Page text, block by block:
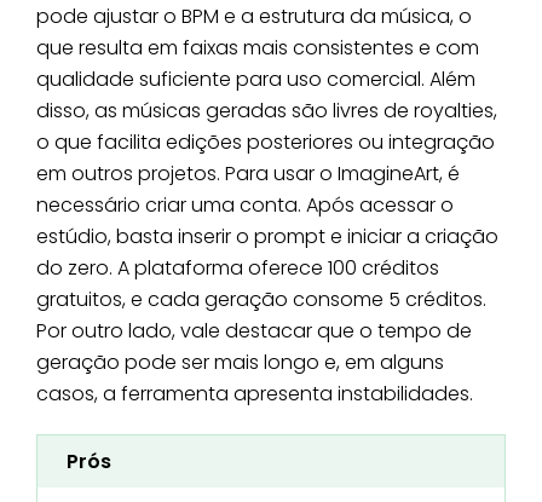
pode ajustar o BPM e a estrutura da música, o
que resulta em faixas mais consistentes e com
qualidade suficiente para uso comercial. Além
disso, as músicas geradas são livres de royalties,
o que facilita edições posteriores ou integração
em outros projetos. Para usar o ImagineArt, é
necessário criar uma conta. Após acessar o
estúdio, basta inserir o prompt e iniciar a criação
do zero. A plataforma oferece 100 créditos
gratuitos, e cada geração consome 5 créditos.
Por outro lado, vale destacar que o tempo de
geração pode ser mais longo e, em alguns
casos, a ferramenta apresenta instabilidades.
Prós